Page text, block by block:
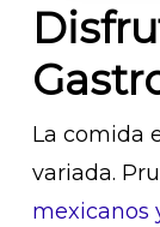
La comida
variada.
mexicanos